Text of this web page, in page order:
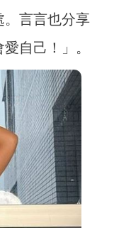
。言言也分享
自己！」。